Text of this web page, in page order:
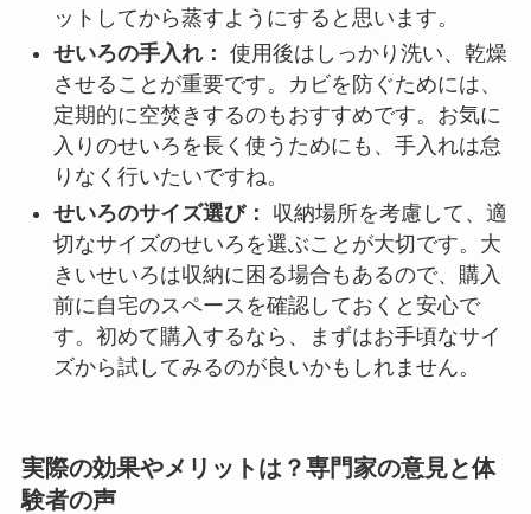
ットしてから蒸すようにすると思います。
せいろの手入れ： 使用後はしっかり洗い、乾燥
させることが重要です。カビを防ぐためには、
定期的に空焚きするのもおすすめです。お気に
入りのせいろを長く使うためにも、手入れは怠
りなく行いたいですね。
せいろのサイズ選び：
収納場所を考慮して、適
切なサイズのせいろを選ぶことが大切です。大
きいせいろは収納に困る場合もあるので、購入
前に自宅のスペースを確認しておくと安心で
す。初めて購入するなら、まずはお手頃なサイ
ズから試してみるのが良いかもしれません。
実際の効果やメリットは？専門家の意見と体
験者の声